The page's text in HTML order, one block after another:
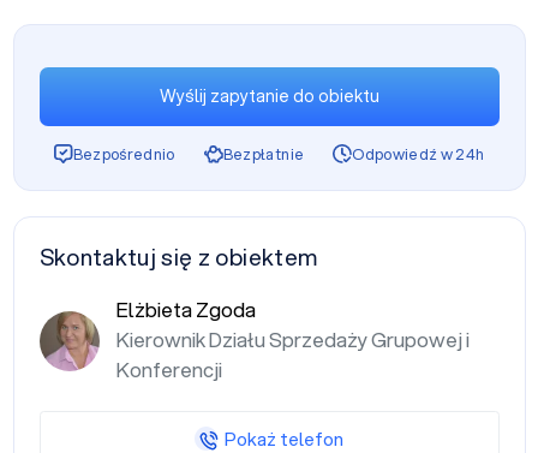
Wyślij zapytanie do obiektu
Bezpośrednio Bezpłatnie Odpowiedź w 24h
Skontaktuj się z obiektem
Elżbieta Zgoda
Kierownik Działu Sprzedaży Grupowej i
Konferencji
Pokaż telefon